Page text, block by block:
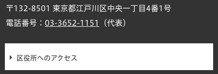
〒132-8501 東京都江戸川区中央一丁目4番1号
電話番号： 03-3652-1151 （代表）
区役所へのアクセス